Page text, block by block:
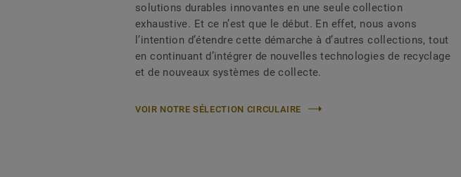
solutions durables innovantes en une seule collection
exhaustive. Et ce n’est que le début. En effet, nous avons
l’intention d’étendre cette démarche à d’autres collections, tout
en continuant d’intégrer de nouvelles technologies de recyclage
et de nouveaux systèmes de collecte.
VOIR NOTRE SÉLECTION CIRCULAIRE